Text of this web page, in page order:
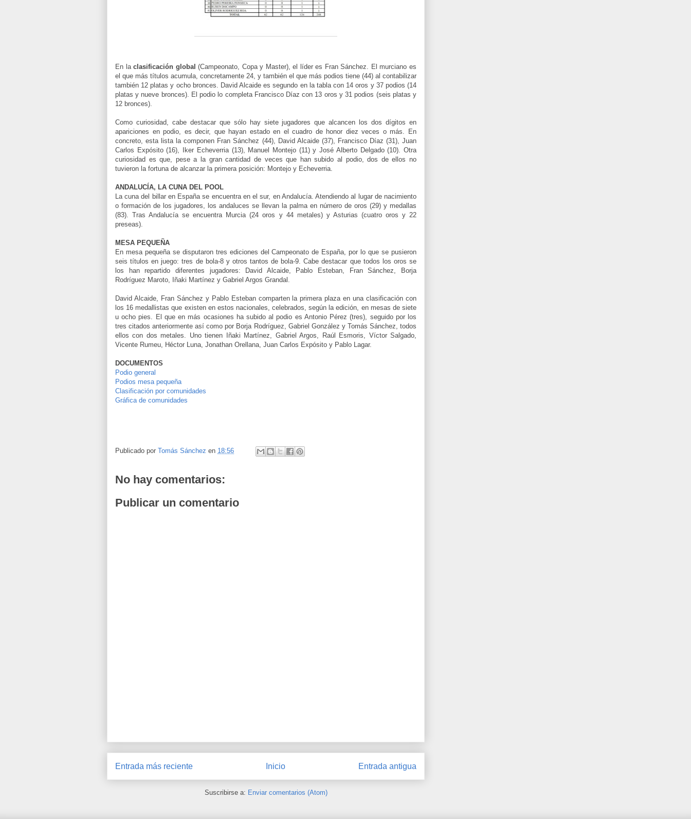
En laclasificación global (Campeonato, Copa y Master), el líder es Fran Sánchez. El murciano es
el que más títulos acumula, concretamente 24, y también el que más podios tiene (44) al contabilizar
también 12 platas y ocho bronces. David Alcaide es segundo en la tabla con 14 oros y 37 podios (14
platas y nueve bronces). El podio lo completa Francisco Díaz con 13 oros y 31 podios (seis platas y
12 bronces).
Como curiosidad, cabe destacar que sólo hay siete jugadores que alcancen los dos dígitos en
apariciones en podio, es decir, que hayan estado en el cuadro de honor diez veces o más. En
concreto, esta lista la componen Fran Sánchez (44), David Alcaide (37), Francisco Díaz (31), Juan
Carlos Expósito (16), Iker Echeverria (13), Manuel Montejo (11) y José Alberto Delgado (10). Otra
curiosidad es que, pese a la gran cantidad de veces que han subido al podio, dos de ellos no
tuvieron la fortuna de alcanzar la primera posición: Montejo y Echeverria.
ANDALUCÍA, LA CUNA DEL POOL
La cuna del billar en España se encuentra en el sur, en Andalucía. Atendiendo al lugar de nacimiento
o formación de los jugadores, los andaluces se llevan la palma en número de oros (29) y medallas
(83). Tras Andalucía se encuentra Murcia (24 oros y 44 metales) y Asturias (cuatro oros y 22
preseas).
MESA PEQUEÑA
En mesa pequeña se disputaron tres ediciones del Campeonato de España, por lo que se pusieron
seis títulos en juego: tres de bola-8 y otros tantos de bola-9. Cabe destacar que todos los oros se
los han repartido diferentes jugadores: David Alcaide, Pablo Esteban, Fran Sánchez, Borja
Rodríguez Maroto, Iñaki Martínez y Gabriel Argos Grandal.
David Alcaide, Fran Sánchez y Pablo Esteban comparten la primera plaza en una clasificación con
los 16 medallistas que existen en estos nacionales, celebrados, según la edición, en mesas de siete
u ocho pies. El que en más ocasiones ha subido al podio es Antonio Pérez (tres), seguido por los
tres citados anteriormente así como por Borja Rodríguez, Gabriel González y Tomás Sánchez, todos
ellos con dos metales. Uno tienen Iñaki Martínez, Gabriel Argos, Raúl Esmoris, Víctor Salgado,
Vicente Rumeu, Héctor Luna, Jonathan Orellana, Juan Carlos Expósito y Pablo Lagar.
DOCUMENTOS
Podio general
Podios mesa pequeña
Clasificación por comunidades
Gráfica de comunidades
Publicado por Tomás Sánchez en 18:56
No hay comentarios:
Publicar un comentario
Entrada más reciente Entrada antigua
Inicio
Suscribirse a: Enviar comentarios (Atom)